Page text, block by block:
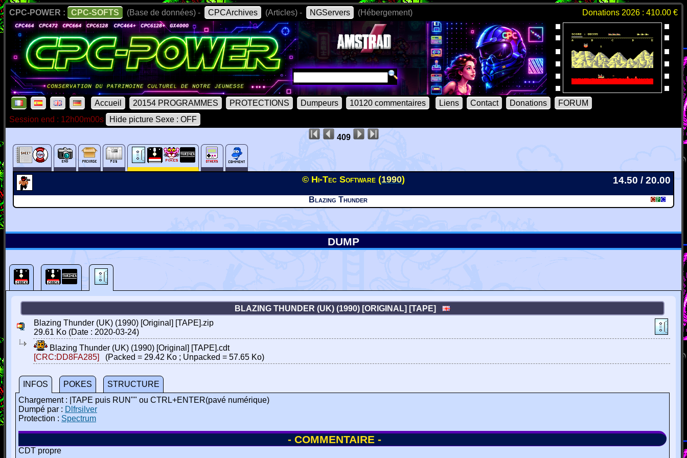
CPC-POWER : CPC-SOFTS (Base de données) - CPCArchives (Articles) - NGServers (Hébergement) Donations 2026 : 410.00 €
Accueil 20154 PROGRAMMES PROTECTIONS Dumpeurs 10120 commentaires Liens Contact Donations
FORUM
Session end : 12h00m00s
Hide picture Sexe : OFF
409
© Hi-Tec Software (1990) 14.50 / 20.00
Blazing Thunder
DUMP
BLAZING THUNDER (UK) (1990) [ORIGINAL] [TAPE]
Blazing Thunder (UK) (1990) [Original] [TAPE].zip
29.61 Ko (Date : 2020-03-24)
Blazing Thunder (UK) (1990) [Original] [TAPE].cdt
[CRC:DD8FA285]
(Packed = 29.42 Ko ; Unpacked = 57.65 Ko)
INFOS POKES
STRUCTURE
Chargement : |TAPE puis RUN"" ou CTRL+ENTER(pavé numérique)
Dumpé par : Dlfrsilver
Protection : Spectrum
- COMMENTAIRE -
CDT propre